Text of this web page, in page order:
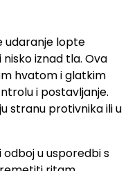
udaranje lopte
iznad tla. Ova
hvatom i glatkim
i postavljanje.
stranu protivnika ili u
odboj u usporedbi s